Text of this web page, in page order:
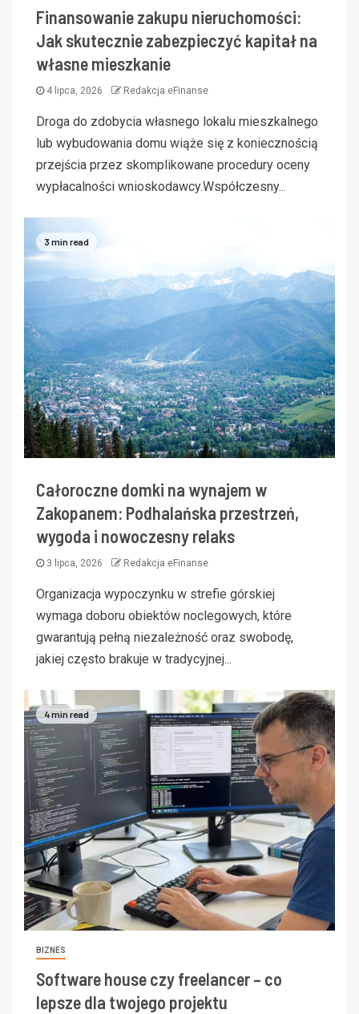
Finansowanie zakupu nieruchomości:
Jak skutecznie zabezpieczyć kapitał na
własne mieszkanie
4 lipca, 2026 Redakcja eFinanse
Droga do zdobycia własnego lokalu mieszkalnego
lub wybudowania domu wiąże się z koniecznością
przejścia przez skomplikowane procedury oceny
wypłacalności wnioskodawcy.Współczesny...
3 min read
Całoroczne domki na wynajem w
Zakopanem: Podhalańska przestrzeń,
wygoda i nowoczesny relaks
3 lipca, 2026 Redakcja eFinanse
Organizacja wypoczynku w strefie górskiej
wymaga doboru obiektów noclegowych, które
gwarantują pełną niezależność oraz swobodę,
jakiej często brakuje w tradycyjnej...
4 min read
BIZNES
Software house czy freelancer – co
lepsze dla twojego projektu